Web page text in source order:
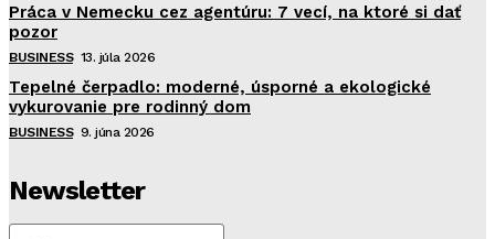
Práca v Nemecku cez agentúru: 7 vecí, na ktoré si dať
pozor
BUSINESS 13. júla 2026
Tepelné čerpadlo: moderné, úsporné a ekologické
vykurovanie pre rodinný dom
BUSINESS 9. júna 2026
Newsletter